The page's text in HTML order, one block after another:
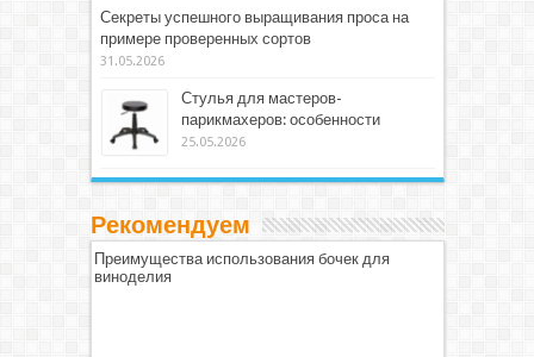
Секреты успешного выращивания проса на
примере проверенных сортов
31.05.2026
Стулья для мастеров-
парикмахеров: особенности
25.05.2026
Рекомендуем
Преимущества использования бочек для
виноделия